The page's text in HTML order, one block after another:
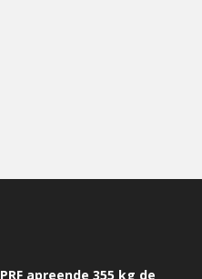
PRF apreende 355 kg de